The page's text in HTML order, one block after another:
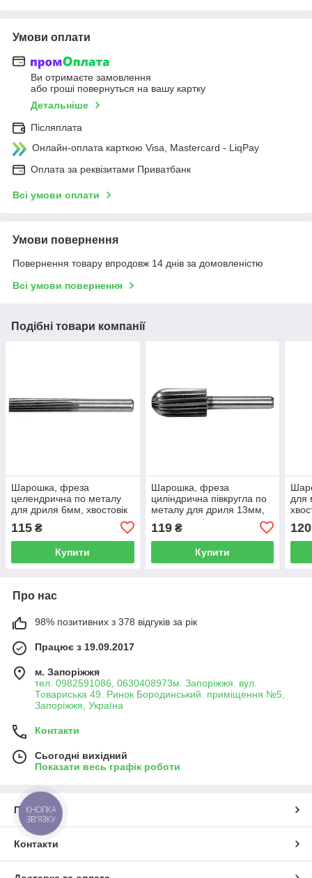
Умови оплати
Ви отримаєте замовлення
або гроші повернуться на вашу картку
Детальніше
Післяплата
Онлайн-оплата карткою Visa, Mastercard - LiqPay
Оплата за реквізитами Приватбанк
Всі умови оплати
Умови повернення
Повернення товару впродовж 14 днів за домовленістю
Всі умови повернення
Подібні товари компанії
Шарошка, фреза
целендрична по металу
для дриля 6мм, хвостовік
115 ₴
Купити
Шарошка, фреза
циліндрична півкругла по
металу для дриля 13мм,
хвостовик 6мм. YATO / YT-
61715
119₴
Купити
для
120
Про нас
98% позитивних з 378 відгуків за рік
Працює з 19.09.2017
м. Запоріжжя
тел. 0982591086, 0630408973м. Запоріжжя. вул.
Товариська 49. Ринок Бородинський. приміщення №5,
Запоріжжя, Україна
Контакти
Сьогодні вихідний
Показати весь графік роботи
Про нас
Контакти
КНОПКА
ЗВ'ЯЗКУ